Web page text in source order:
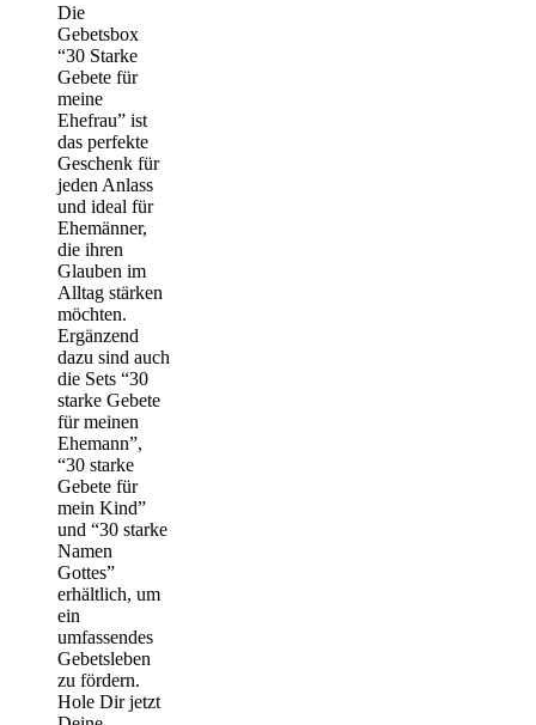
Die
Gebetsbox
“30 Starke
Gebete für
meine
Ehefrau” ist
das perfekte
Geschenk für
jeden Anlass
und ideal für
Ehemänner,
die ihren
Glauben im
Alltag stärken
möchten.
Ergänzend
dazu sind auch
die Sets “30
starke Gebete
für meinen
Ehemann”,
“30 starke
Gebete für
mein Kind”
und “30 starke
Namen
Gottes”
erhältlich, um
ein
umfassendes
Gebetsleben
zu fördern.
Hole Dir jetzt